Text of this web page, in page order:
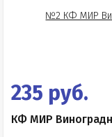
235 руб.
КФ МИР